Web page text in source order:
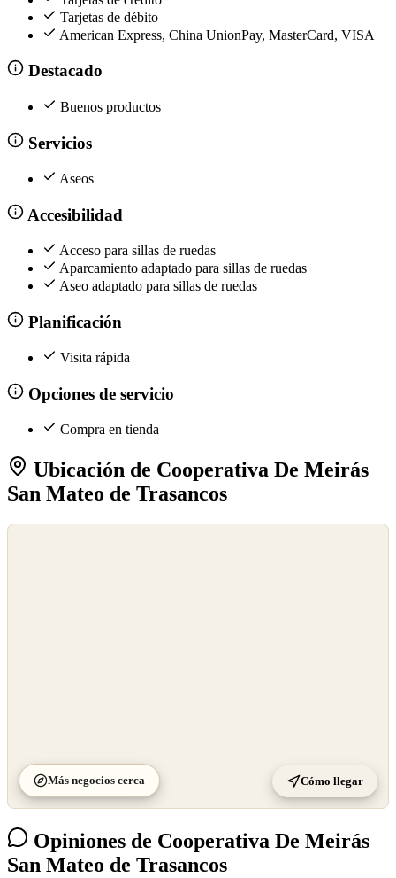
Tarjetas de débito
American Express, China UnionPay, MasterCard, VISA
Destacado
Buenos productos
Servicios
Aseos
Accesibilidad
Acceso para sillas de ruedas
Aparcamiento adaptado para sillas de ruedas
Aseo adaptado para sillas de ruedas
Planificación
Visita rápida
Opciones de servicio
Compra en tienda
Ubicación de Cooperativa De Meirás
San Mateo de Trasancos
Más negocios cerca Cómo llegar
Opiniones de Cooperativa De Meirás
San Mateo de Trasancos